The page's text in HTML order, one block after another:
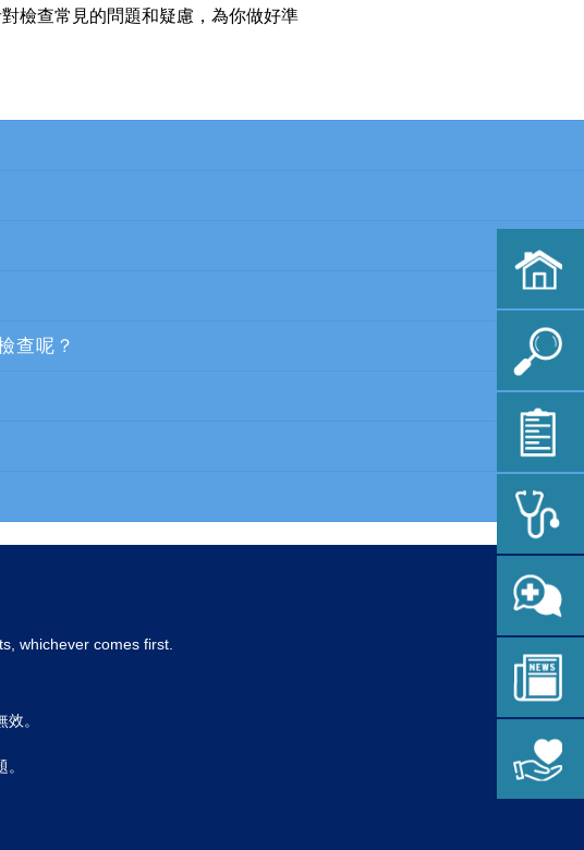
檢查常見的問題和疑慮，為你做好準
查呢？
whichever comes first.
。